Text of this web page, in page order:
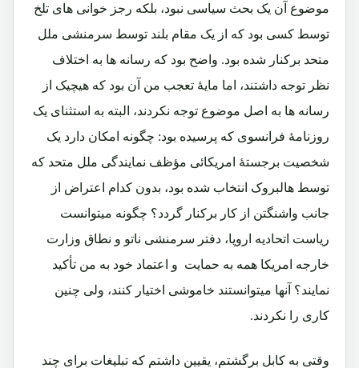
موضوع آن یک بحث سیاسی نبود، بلکه رجز خوانی های تلخ
توسط کسی بود که از یک مقام بلند توسط سرمنشی ملل
متحد برکنار شده بود. واضح بود که رسانه ها به اختلاف
نظر توجه داشتند، اما مایۀ تعجب من آن بود که هیچیک از
رسانه ها به اصل موضوع توجه نکردند، البته به استثنای یک
روزنامۀ فرانسوی که پرسیده بود: چگونه امکان دارد یک
شخصیت برجستۀ امریکائی مؤظف نمایندگی ملل متحد که
توسط هالبروک انتخاب شده بود، بدون کدام اعتراض از
جانب واشنگتن از کار برکنار گردد؟ چگونه میتوانست
ریاست اتحادیه اروپا، دفتر سرمنشی ناتو و نطاق وزارت
خارجه امریکا همه به حمایت و اعتماد خود به من تأکید
نمایند؟ آنها میتوانستند خاموشی اختیار کنند، ولی چنین
کاری را نکردند.
وقتی به کابل برگشتم، یقیین داشتم که تبلیغات برای چند